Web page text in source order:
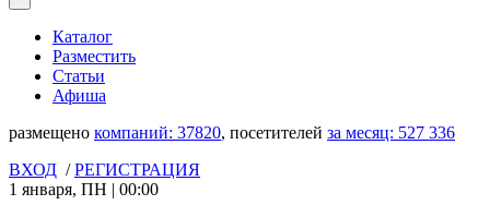
Каталог
Разместить
Статьи
Афиша
размещено компаний: 37820, посетителей за месяц: 527 336
ВХОД /РЕГИСТРАЦИЯ
1 января, ПН | 00:00